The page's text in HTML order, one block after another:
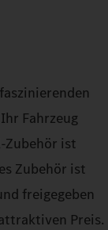
Fahrzeug
Zubehör ist
Zubehör ist
freigegeben
Preis.